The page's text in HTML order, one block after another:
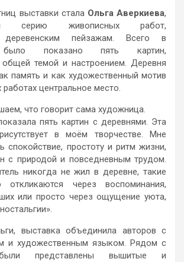
выставки стала Ольга Аверкиева,
серию живописных работ,
деревенским пейзажам. Всего в
было показано пять картин,
темой и настроением. Деревня
память и как художественный мотив
работах центральное место.
что говорит сама художница.
пять картин с деревнями. Эта
в моём творчестве. Мне
спокойствие, простоту и ритм жизни,
с природой и повседневным трудом.
никогда не жил в деревне, такие
через воспоминания,
или просто через ощущение уюта,
выставка объединила авторов с
и художественным языком. Рядом с
представлены вышитые и